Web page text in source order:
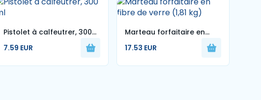
Pistolet à calfeutrer, 300
ml
7.59 EUR
Marteau forfaitaire en
fibre de verre (1,81 kg)
17.53 EUR